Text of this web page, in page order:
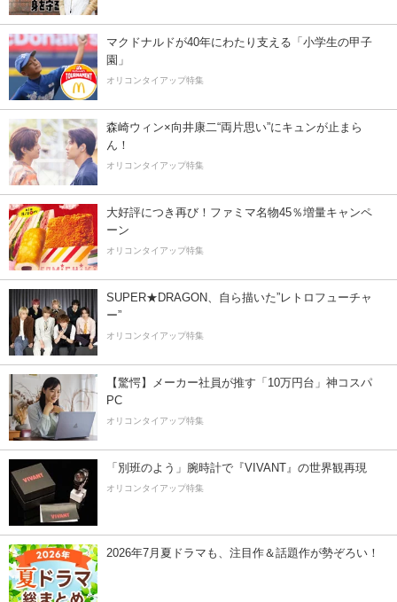
マクドナルドが40年にわたり支える「小学生の甲子
園」
オリコンタイアップ特集
森崎ウィン×向井康二“両片思い”にキュンが止まら
ん！
オリコンタイアップ特集
大好評につき再び！ファミマ名物45％増量キャンペ
ーン
オリコンタイアップ特集
SUPER★DRAGON、自ら描いた”レトロフューチャ
ー”
オリコンタイアップ特集
【驚愕】メーカー社員が推す「10万円台」神コスパ
PC
オリコンタイアップ特集
「別班のよう」腕時計で『VIVANT』の世界観再現
オリコンタイアップ特集
2026年7月夏ドラマも、注目作＆話題作が勢ぞろい！